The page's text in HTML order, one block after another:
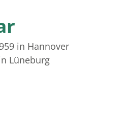
in Hannover
Lüneburg